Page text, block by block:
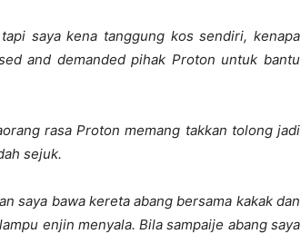
saya kena tanggung kos sendiri, kenapa
and demanded pihak Proton untuk bantu
rasa Proton memang takkan tolong jadi
sejuk.
saya bawa kereta abang bersama kakak dan
enjin menyala. Bila sampaije abang saya